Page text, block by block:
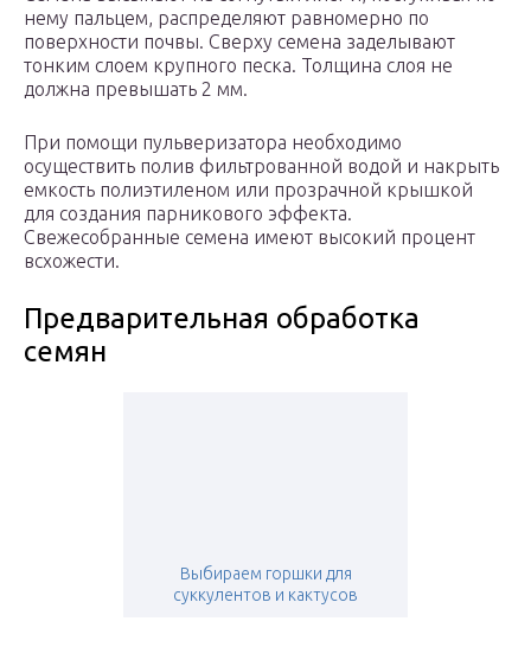
нему пальцем, распределяют равномерно по
поверхности почвы. Сверху семена заделывают
тонким слоем крупного песка. Толщина слоя не
должна превышать 2 мм.
При помощи пульверизатора необходимо
осуществить полив фильтрованной водой и накрыть
емкость полиэтиленом или прозрачной крышкой
для создания парникового эффекта.
Свежесобранные семена имеют высокий процент
всхожести.
Предварительная обработка
семян
Выбираем горшки для
суккулентов и кактусов